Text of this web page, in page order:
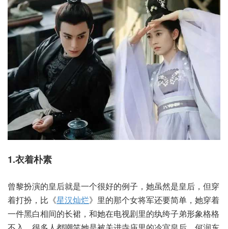
1.衣着朴素
曾黎扮演的皇后就是一个很好的例子，她虽然是皇后，但穿
着打扮，比《星汉灿烂》里的那个女将军还要简单，她穿着
一件黑白相间的长裙，和她在电视剧里的纨绔子弟形象格格